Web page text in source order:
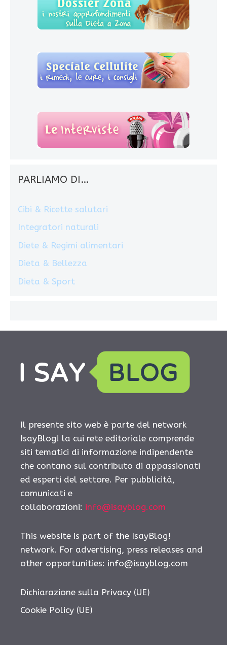
PARLIAMO DI…
Cibi & Ricette salutari
Integratori naturali
Diete & Regimi alimentari
Dieta & Bellezza
Dieta & Sport
Il presente sito web è parte del network
IsayBlog! la cui rete editoriale comprende
siti tematici di informazione indipendente
che contano sul contributo di appassionati
ed esperti del settore. Per pubblicità,
comunicati e
collaborazioni: info@isayblog.com
This website is part of the IsayBlog!
network. For advertising, press releases and
other opportunities: info@isayblog.com
Dichiarazione sulla Privacy (UE)
Cookie Policy (UE)